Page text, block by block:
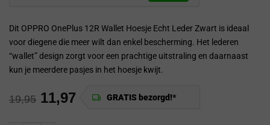
Dit OPPRO OnePlus 12R Wallet Hoesje Echt Leder Zwart is ideaal
voor diegene die meer wilt dan enkel bescherming. Het lederen
“wallet” design zorgt voor een prachtige uitstraling en daarnaast
kun je meerdere pasjes in het hoesje kwijt.
GRATIS bezorgd!*
19,95 11,97